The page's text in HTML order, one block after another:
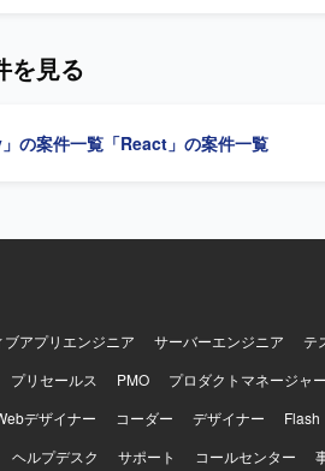
を利用しています。開発ツールとして
Meet、AIコーディングツールとして
ロダクトチームや関係各社との仕様・ス
課題やボトルネックを自発的に発見し
on RailsやAWS、生成AIを活用した開
Unicorn、Nginx、PostgreSQL、Redis、
フロントエンドはTypeScript、React、
などを利用しております。インフラは
、Lambda、ElasticBeanstalk
を見る
」の案件一覧 「React」の案件一覧
ブアプリエンジニア サーバーエンジニア テ
プリセールス PMO プロダクトマネージャー
デザイナー コーダー デザイナー Flash
ヘルプデスク サポート コールセンター